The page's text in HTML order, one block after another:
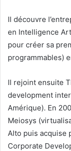
Il découvre
en Intelligence
pour créer sa
programmables)
Il rejoint ensuite
development
Amérique). En
Meiosys
Alto puis acquise
Corporate